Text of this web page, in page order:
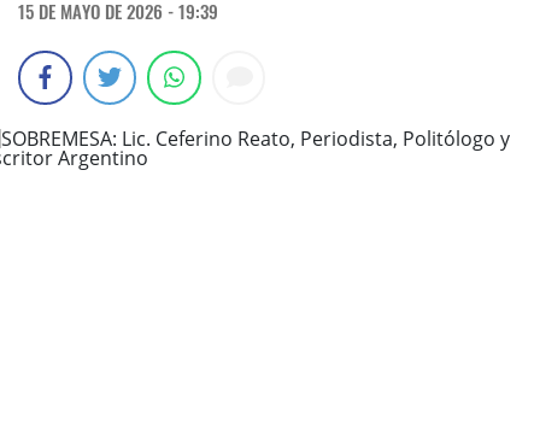
15 DE MAYO DE 2026 - 19:39